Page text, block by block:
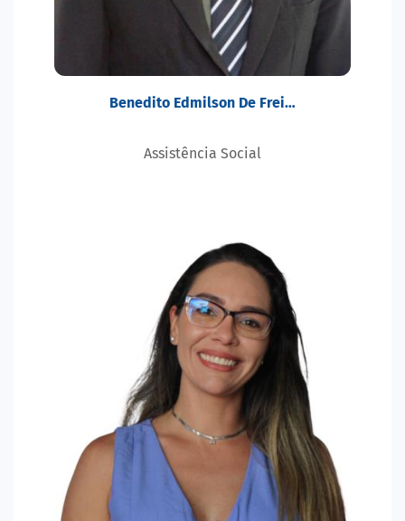
Benedito Edmilson De Frei…
Assistência Social